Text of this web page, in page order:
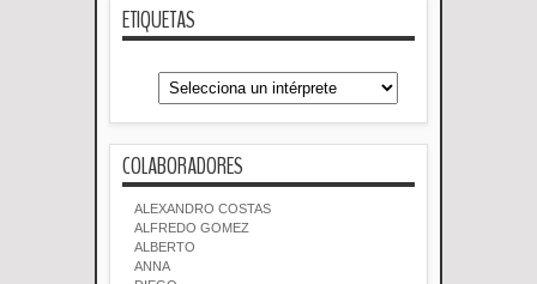
ETIQUETAS
COLABORADORES
ALEXANDRO COSTAS
ALFREDO GOMEZ
ALBERTO
ANNA